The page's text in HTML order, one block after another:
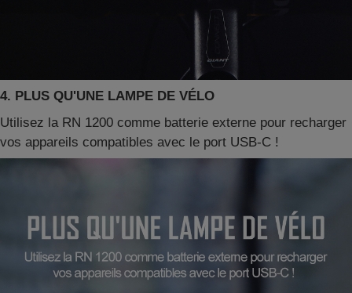
4. PLUS QU'UNE LAMPE DE VÉLO
Utilisez la RN 1200 comme batterie externe pour recharger
vos appareils compatibles avec le port USB-C !